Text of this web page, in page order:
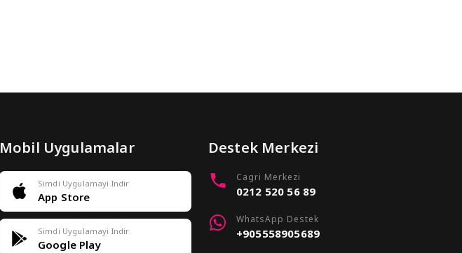
Mobil Uygulamalar
Simdi Uygulamayi Indir
App Store
Simdi Uygulamayi Indir
Google Play
Destek Merkezi
Cagri Merkezi
0212 520 56 89
WhatsApp Destek
+905558905689